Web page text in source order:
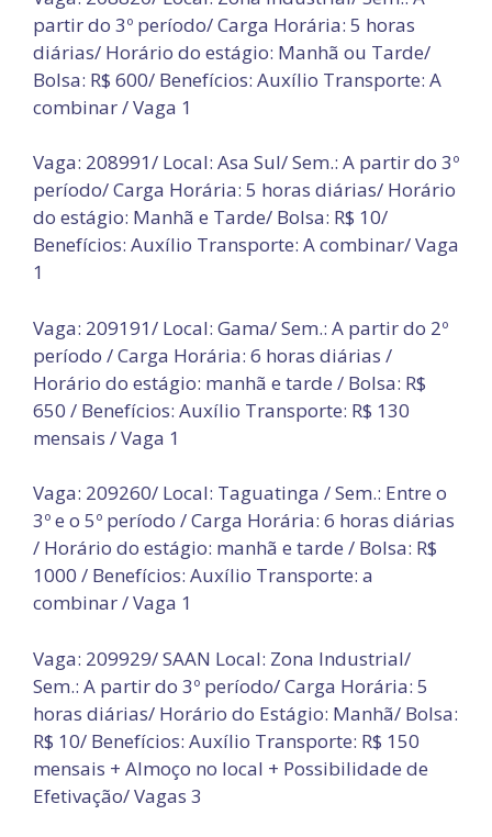
partir do 3º período/ Carga Horária: 5 horas
diárias/ Horário do estágio: Manhã ou Tarde/
Bolsa: R$ 600/ Benefícios: Auxílio Transporte: A
combinar / Vaga 1
Vaga: 208991/ Local: Asa Sul/ Sem.: A partir do 3º
período/ Carga Horária: 5 horas diárias/ Horário
do estágio: Manhã e Tarde/ Bolsa: R$ 10/
Benefícios: Auxílio Transporte: A combinar/ Vaga
1
Vaga: 209191/ Local: Gama/ Sem.: A partir do 2º
período / Carga Horária: 6 horas diárias /
Horário do estágio: manhã e tarde / Bolsa: R$
650 / Benefícios: Auxílio Transporte: R$ 130
mensais / Vaga 1
Vaga: 209260/ Local: Taguatinga / Sem.: Entre o
3º e o 5º período / Carga Horária: 6 horas diárias
/ Horário do estágio: manhã e tarde / Bolsa: R$
1000 / Benefícios: Auxílio Transporte: a
combinar / Vaga 1
Vaga: 209929/ SAAN Local: Zona Industrial/
Sem.: A partir do 3º período/ Carga Horária: 5
horas diárias/ Horário do Estágio: Manhã/ Bolsa:
R$ 10/ Benefícios: Auxílio Transporte: R$ 150
mensais + Almoço no local + Possibilidade de
Efetivação/ Vagas 3